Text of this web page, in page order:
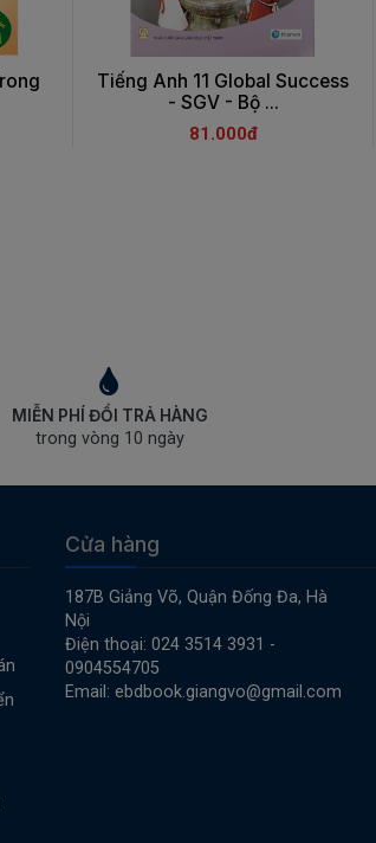
Tiếng Anh 11 Global Success
- SGV - Bộ ...
81.000đ
MIỄN PHÍ ĐỔI TRẢ HÀNG
trong vòng 10 ngày
Cửa hàng
187B Giảng Võ, Quận Đống Đa, Hà
Nội
Điện thoại: 024 3514 3931 -
0904554705
Email: ebdbook.giangvo@gmail.com